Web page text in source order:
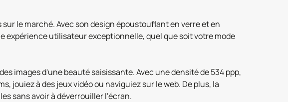
le marché. Avec son design époustouflant en verre et en
expérience utilisateur exceptionnelle, quel que soit votre mode
images d'une beauté saisissante. Avec une densité de 534 ppp,
jouiez à des jeux vidéo ou naviguiez sur le web. De plus, la
sans avoir à déverrouiller l'écran.